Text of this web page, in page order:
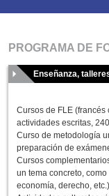
PROGRAMA DE
Enseñanza,
Cursos de FLE
actividades escritas,
Curso de metodología
preparación de
Cursos
un tema concreto,
economía, derecho,